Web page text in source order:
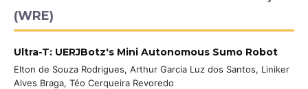
(WRE)
Ultra-T: UERJBotz's Mini Autonomous Sumo Robot
Elton de Souza Rodrigues, Arthur Garcia Luz dos Santos, Liniker
Alves Braga, Téo Cerqueira Revoredo